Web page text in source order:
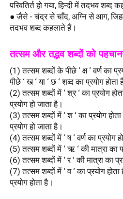
परिवतिर्त हो गया, हिन्दी में तदभव शब्द
● जैसे - चंद्र से चाँद, अग्नि से आग,
तदभव शब्द कहलाते हैं।
तत्सम और तद्भव शब्दों को
(1) तत्सम शब्दों के पीछे ‘ क्ष ‘ वर्ण का
पीछे ‘ ख ‘ या ‘ छ ‘ शब्द का प्रयोग होता
(2) तत्सम शब्दों में ‘ श्र ‘ का प्रयोग
प्रयोग हो जाता है।
(3) तत्सम शब्दों में ‘ श ‘ का प्रयोग
प्रयोग हो जाता है।
(4) तत्सम शब्दों में ‘ ष ‘ वर्ण का प्रयोग
(5) तत्सम शब्दों में ‘ ऋ ‘ की मात्रा का
(6) तत्सम शब्दों में ‘ र ‘ की मात्रा का
(7) तत्सम शब्दों में ‘ व ‘ का प्रयोग
प्रयोग होता है।